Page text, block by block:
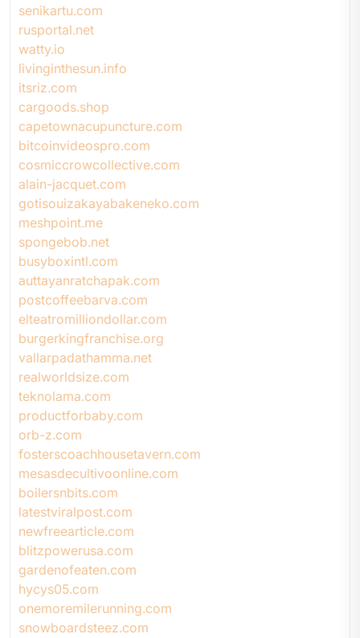
senikartu.com
rusportal.net
watty.io
livinginthesun.info
itsriz.com
cargoods.shop
capetownacupuncture.com
bitcoinvideospro.com
cosmiccrowcollective.com
alain-jacquet.com
gotisouizakayabakeneko.com
meshpoint.me
spongebob.net
busyboxintl.com
auttayanratchapak.com
postcoffeebarva.com
elteatromilliondollar.com
burgerkingfranchise.org
vallarpadathamma.net
realworldsize.com
teknolama.com
productforbaby.com
orb-z.com
fosterscoachhousetavern.com
mesasdecultivoonline.com
boilersnbits.com
latestviralpost.com
newfreearticle.com
blitzpowerusa.com
gardenofeaten.com
hycys05.com
onemoremilerunning.com
snowboardsteez.com